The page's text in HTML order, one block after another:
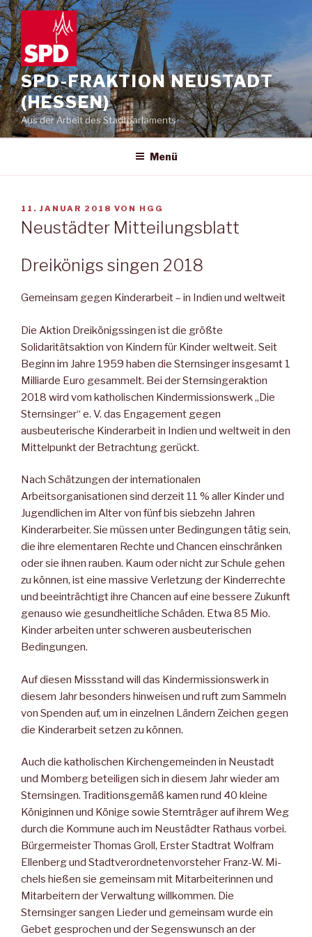
Zum
Inhalt
springen
SPD-FRAKTION NEUSTADT
(HESSEN)
Aus der Arbeit des Stadtparlaments
Menü
VERÖFFENTLICHT
AM
11. JANUAR 2018 VON HGG
Neustädter Mitteilungsblatt
Dreikönigs singen 2018
Gemeinsam gegen Kinderarbeit – in Indien und weltweit
Die Aktion Dreikönigssingen ist die größte
Solidaritätsaktion von Kindern für Kinder weltweit. Seit
Beginn im Jahre 1959 haben die Sternsinger insgesamt 1
Milliarde Euro gesammelt. Bei der Stern­singeraktion
2018 wird vom katholischen Kindermissionswerk „Die
Sternsinger“ e. V. das Engagement gegen
ausbeuterische Kinderarbeit in Indien und weltweit in den
Mittelpunkt der Be­trachtung gerückt.
Nach Schätzungen der internationalen
Arbeitsorganisationen sind derzeit 11 % aller Kinder und
Jugendlichen im Alter von fünf bis siebzehn Jahren
Kinderarbeiter. Sie müssen unter Bedingungen tä­tig sein,
die ihre elementaren Rechte und Chancen einschränken
oder sie ihnen rauben. Kaum oder nicht zur Schule gehen
zu kön­nen, ist eine massive Verletzung der Kinderrechte
und beeinträch­tigt ihre Chancen auf eine bessere Zukunft
genauso wie gesund­heitliche Schäden. Etwa 85 Mio.
Kinder arbeiten unter schweren ausbeuterischen
Bedingungen.
Auf diesen Missstand will das Kindermissionswerk in
diesem Jahr besonders hinweisen und ruft zum Sammeln
von Spenden auf, um in einzelnen Ländern Zeichen gegen
die Kinderarbeit setzen zu können.
Auch die katholischen Kirchengemeinden in Neustadt
und Mom­berg beteiligen sich in diesem Jahr wieder am
Sternsingen. Traditi­onsgemäß kamen rund 40 kleine
Königinnen und Könige sowie Sternträger auf ihrem Weg
durch die Kommune auch im Neustädter Rathaus vorbei.
Bürgermeister Thomas Groll, Erster Stadtrat Wolfram
Ellenberg und Stadtver­ordnetenvorsteher Franz-W. Mi­
chels hießen sie gemeinsam mit Mitarbeiterinnen und
Mitarbeitern der Verwaltung willkommen. Die
Sternsinger sangen Lieder und ge­meinsam wurde ein
Gebet gespro­chen und der Segenswunsch an der